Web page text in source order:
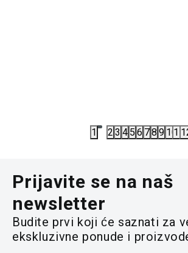
1 2 3 4 5 6 78 9 1011
Prijavite se na naš
newsletter
Budite prvi koji će saznati za
ekskluzivne ponude i